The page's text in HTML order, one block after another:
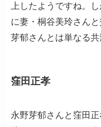
上したようですね。
に妻・桐谷美玲さん
芽郁さんとは単なる共
窪田正孝
永野芽郁さんと窪田